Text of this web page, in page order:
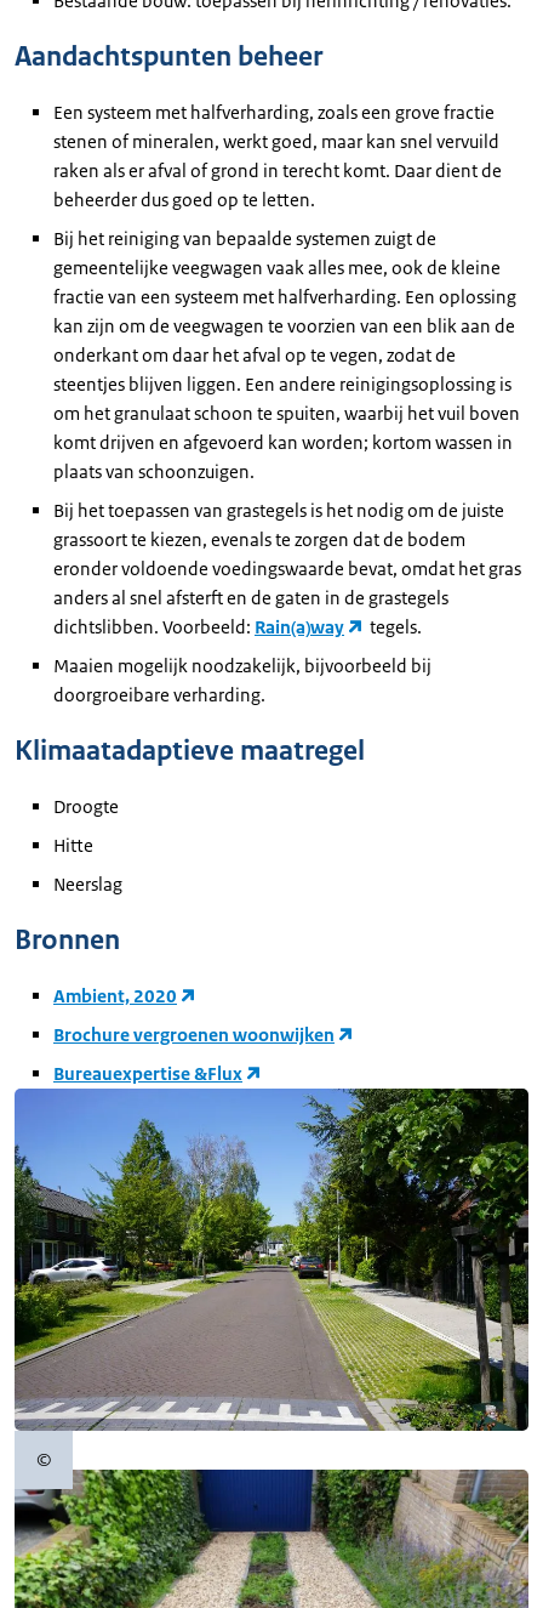
©Copyrightinformatie
Aandachtspunten beheer
Een systeem met halfverharding, zoals een grove fractie
stenen of mineralen, werkt goed, maar kan snel vervuild
raken als er afval of grond in terecht komt. Daar dient de
beheerder dus goed op te letten.
Bij het reiniging van bepaalde systemen zuigt de
gemeentelijke veegwagen vaak alles mee, ook de kleine
fractie van een systeem met halfverharding. Een oplossing
kan zijn om de veegwagen te voorzien van een blik aan de
onderkant om daar het afval op te vegen, zodat de
steentjes blijven liggen. Een andere reinigingsoplossing is
om het granulaat schoon te spuiten, waarbij het vuil boven
komt drijven en afgevoerd kan worden; kortom wassen in
plaats van schoonzuigen.
Bij het toepassen van grastegels is het nodig om de juiste
grassoort te kiezen, evenals te zorgen dat de bodem
eronder voldoende voedingswaarde bevat, omdat het gras
anders al snel afsterft en de gaten in de grastegels
dichtslibben. Voorbeeld: Rain(a)way
tegels.
Maaien mogelijk noodzakelijk, bijvoorbeeld bij
doorgroeibare verharding.
Klimaatadaptieve maatregel
Droogte
Hitte
Neerslag
Bronnen
Ambient, 2020
Brochure vergroenen woonwijken
Bureauexpertise &Flux